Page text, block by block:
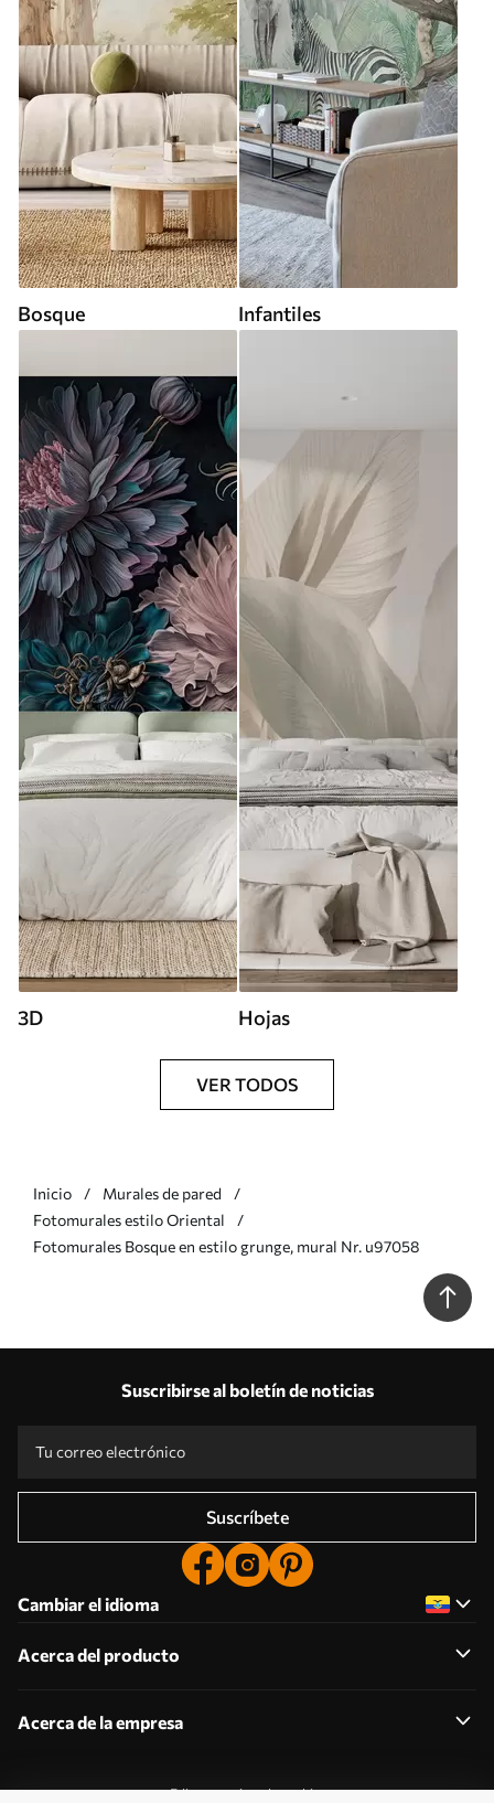
Bosque Infantiles
3D Hojas
VER TODOS
Inicio
Murales de pared
Fotomurales estilo Oriental
Fotomurales Bosque en estilo grunge, mural Nr. u97058
Suscribirse al boletín de noticias
Suscríbete
Cambiar el idioma
Acerca del producto
Acerca de la empresa
Editar permisos de cookies